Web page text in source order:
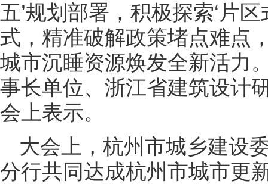
五’规划部署，积极探索‘片
式，精准破解政策堵点难点
城市沉睡资源焕发全新活力
事长单位、浙江省建筑设计
会上表示。
大会上，杭州市城乡建设
分行共同达成杭州市城市更